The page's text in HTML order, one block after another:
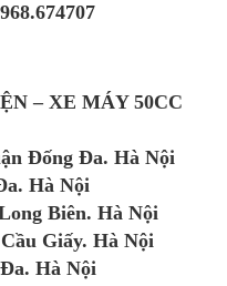
– XE MÁY 50CC
Đống Đa. Hà Nội
Hà Nội
Biên. Hà Nội
Giấy. Hà Nội
Hà Nội